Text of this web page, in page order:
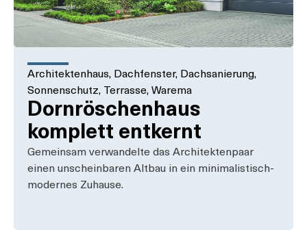
Architektenhaus, Dachfenster, Dachsanierung,
Sonnenschutz, Terrasse, Warema
Dornröschenhaus
komplett entkernt
Gemeinsam verwandelte das Architektenpaar
einen unscheinbaren Altbau in ein minimalistisch-
modernes Zuhause.